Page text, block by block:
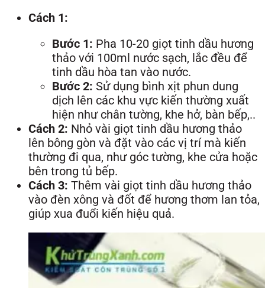
Cách 1:
Bước 1: Pha 10-20 giọt tinh dầu hương
thảo với 100ml nước sạch, lắc đều để
tinh dầu hòa tan vào nước.
Bước 2: Sử dụng bình xịt phun dung
dịch lên các khu vực kiến thường xuất
hiện như chân tường, khe hở, bàn bếp,..
Cách 2: Nhỏ vài giọt tinh dầu hương thảo
lên bông gòn và đặt vào các vị trí mà kiến
thường đi qua, như góc tường, khe cửa hoặc
bên trong tủ bếp.
Cách 3: Thêm vài giọt tinh dầu hương thảo
vào đèn xông và đốt để hương thơm lan tỏa,
giúp xua đuổi kiến hiệu quả.